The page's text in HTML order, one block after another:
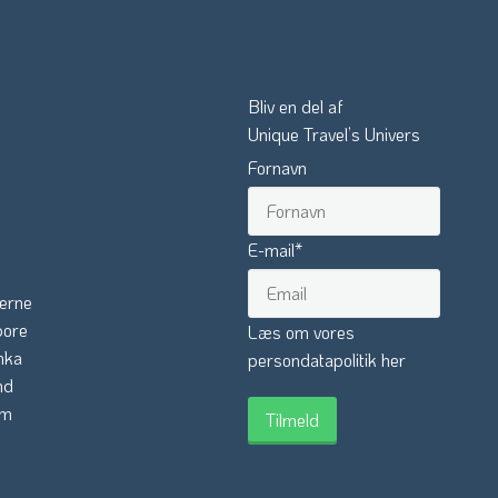
Bliv en del af
Unique Travel’s Univers
Fornavn
E-mail*
Læs om vores
persondatapolitik her